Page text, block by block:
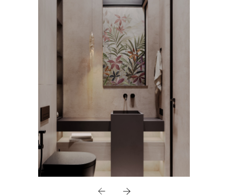
фасады присутствуют практически
во всех помещениях — ведь
с естественной красотой дерева
действительно ничто не может
сравниться. В сочетании
с натуральным камнем они создают
ощущение подлинной роскоши,
которая не нуждается
в дополнительных украшениях.
Особое внимание мы уделили
организации хранения. Помимо
гардеробных в спальне, в доме
предусмотрена входная
гардеробная, позволяющая скрыть
от глаз верхнюю одежду и обувь
как хозяев, так и гостей.